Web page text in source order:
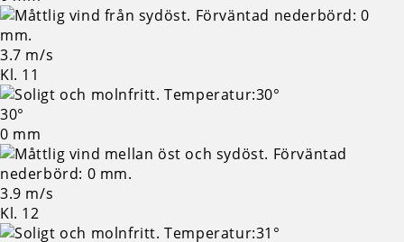
3.7 m/s
Kl. 11
30°
0 mm
3.9 m/s
Kl. 12